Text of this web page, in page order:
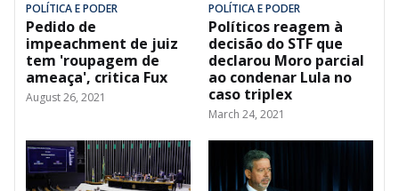
POLÍTICA E PODER
Pedido de
impeachment de juiz
tem 'roupagem de
ameaça', critica Fux
August 26, 2021
POLÍTICA E PODER
Políticos reagem à
decisão do STF que
declarou Moro parcial
ao condenar Lula no
caso triplex
March 24, 2021